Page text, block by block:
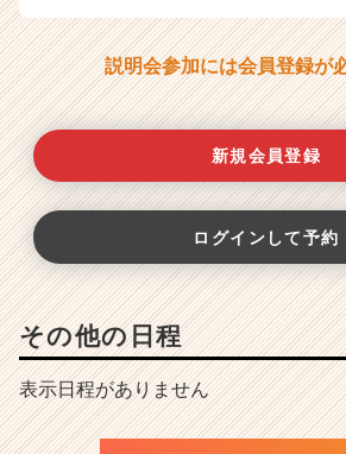
説明会参加には会員登録が
新規会員登録
ログインして予約
その他の日程
表示日程がありません